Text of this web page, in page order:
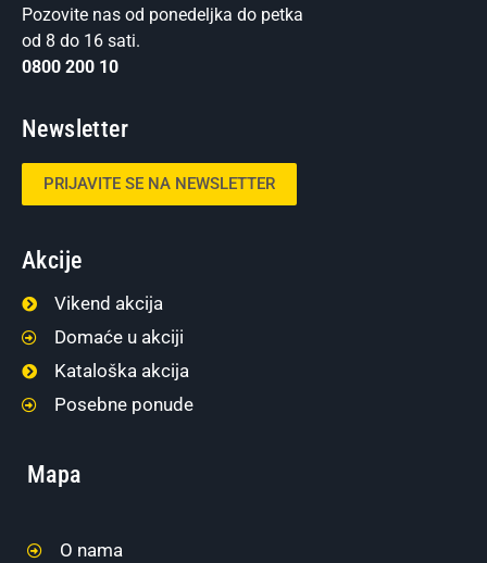
Pozovite nas od ponedeljka do petka
od 8 do 16 sati.
0800 200 10
Newsletter
PRIJAVITE SE NA NEWSLETTER
Akcije
Vikend akcija
Domaće u akciji
Kataloška akcija
Posebne ponude
Mapa
O nama